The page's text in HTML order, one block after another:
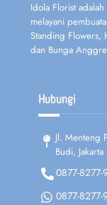
Idola Florist
melayani
Standing Flowers,
dan Bunga
Hubungi
Jl. Menteng
Budi, Jakarta
0877-8277-
0877-8277-